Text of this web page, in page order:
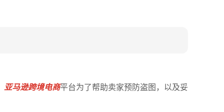
亚马逊跨境电商平台为了帮助卖家预防盗图，以及妥